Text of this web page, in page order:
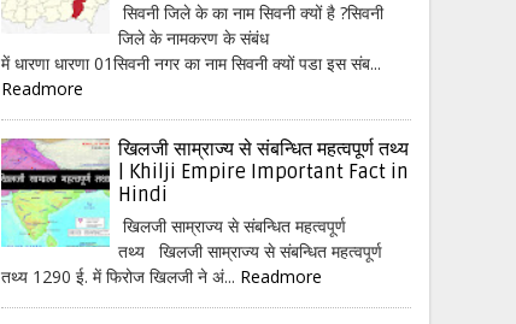
सिवनी जिले के का नाम सिवनी क्यों है ?सिवनी
जिले के नामकरण के संबंध
में धारणा धारणा 01सिवनी नगर का नाम सिवनी क्यों पडा इस संब...
Readmore
खिलजी साम्राज्य से संबन्धित महत्वपूर्ण तथ्य
| Khilji Empire Important Fact in
Hindi
खिलजी साम्राज्य से संबन्धित महत्वपूर्ण
तथ्य खिलजी साम्राज्य से संबन्धित महत्वपूर्ण
तथ्य 1290 ई. में फिरोज खिलजी ने अं... Readmore